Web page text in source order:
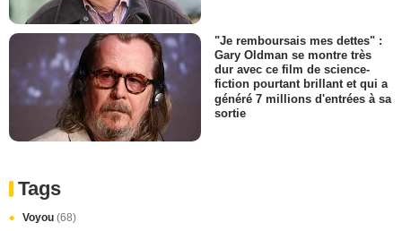
"Je remboursais mes dettes" :
Gary Oldman se montre très
dur avec ce film de science-
fiction pourtant brillant et qui a
généré 7 millions d'entrées à sa
sortie
Tags
Voyou (68)